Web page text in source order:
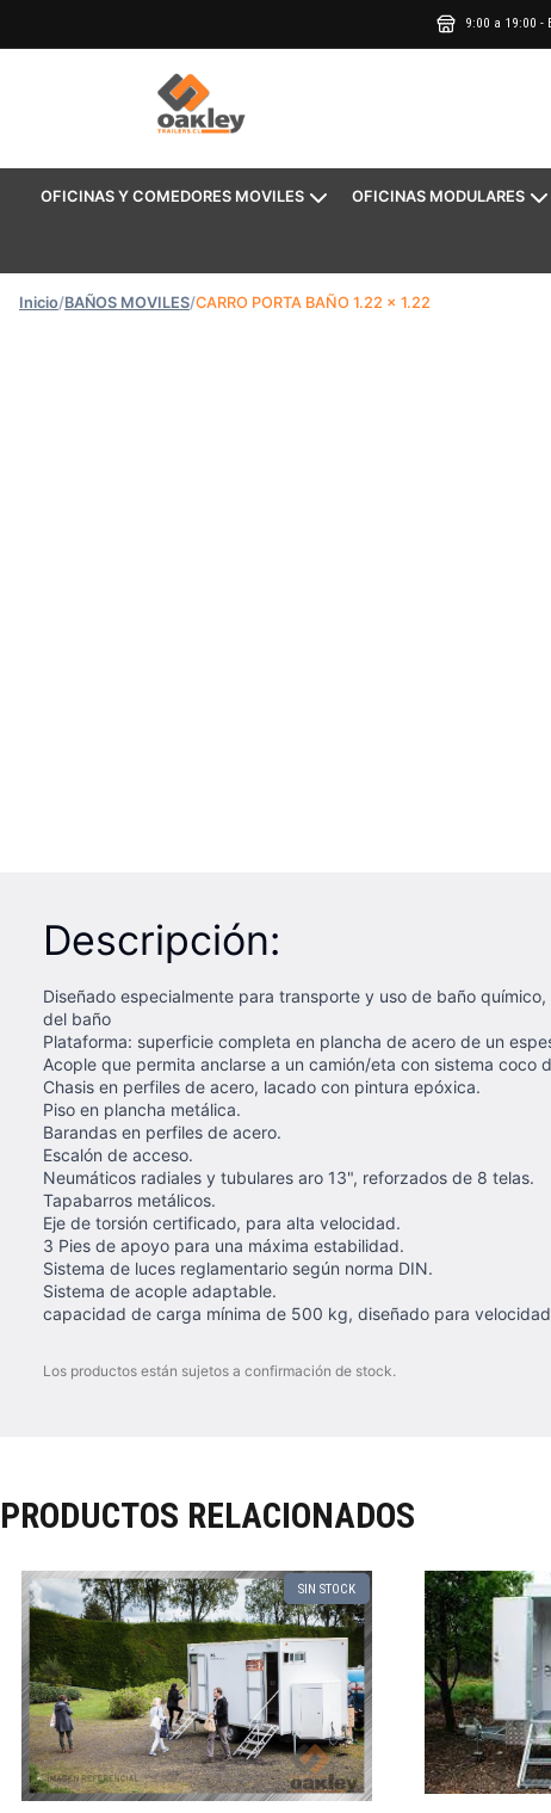
9:00 a 19:00 -
OFICINAS Y COMEDORES MOVILES OFICINAS MODULARES
Inicio/BAÑOS MOVILES/CARRO PORTA BAÑO 1.22 x 1.22
Descripción:
Diseñado especialmente para transporte y uso de baño
del baño
Plataforma: superficie completa en plancha de acero de un
Acople que permita anclarse a un camión/eta con sistema coco
Chasis en perfiles de acero, lacado con pintura epóxica.
Piso en plancha metálica.
Barandas en perfiles de acero.
Escalón de acceso.
Neumáticos radiales y tubulares aro 13", reforzados de 8 telas.
Tapabarros metálicos.
Eje de torsión certificado, para alta velocidad.
3 Pies de apoyo para una máxima estabilidad.
Sistema de luces reglamentario según norma DIN.
Sistema de acople adaptable.
capacidad de carga mínima de 500 kg, diseñado para
Los productos están sujetos a confirmación de stock.
PRODUCTOS RELACIONADOS
SIN STOCK